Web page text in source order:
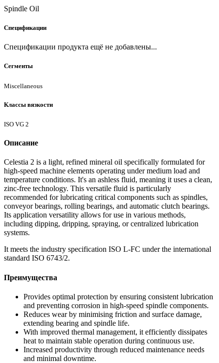
Spindle Oil
Спецификации
Спецификации продукта ещё не добавлены...
Сегменты
Miscellaneous
Классы вязкости
ISO VG 2
Описание
Celestia 2 is a light, refined mineral oil specifically formulated for
high-speed machine elements operating under medium load and
temperature conditions. It's an ashless fluid, meaning it uses a clean,
zinc-free technology. This versatile fluid is particularly
recommended for lubricating critical components such as spindles,
conveyor bearings, rolling bearings, and automatic clutch bearings.
Its application versatility allows for use in various methods,
including dipping, dripping, spraying, or centralized lubrication
systems.
It meets the industry specification ISO L-FC under the international
standard ISO 6743/2.
Преимущества
Provides optimal protection by ensuring consistent lubrication
and preventing corrosion in high-speed spindle components.
Reduces wear by minimising friction and surface damage,
extending bearing and spindle life.
With improved thermal management, it efficiently dissipates
heat to maintain stable operation during continuous use.
Increased productivity through reduced maintenance needs
and minimal downtime.